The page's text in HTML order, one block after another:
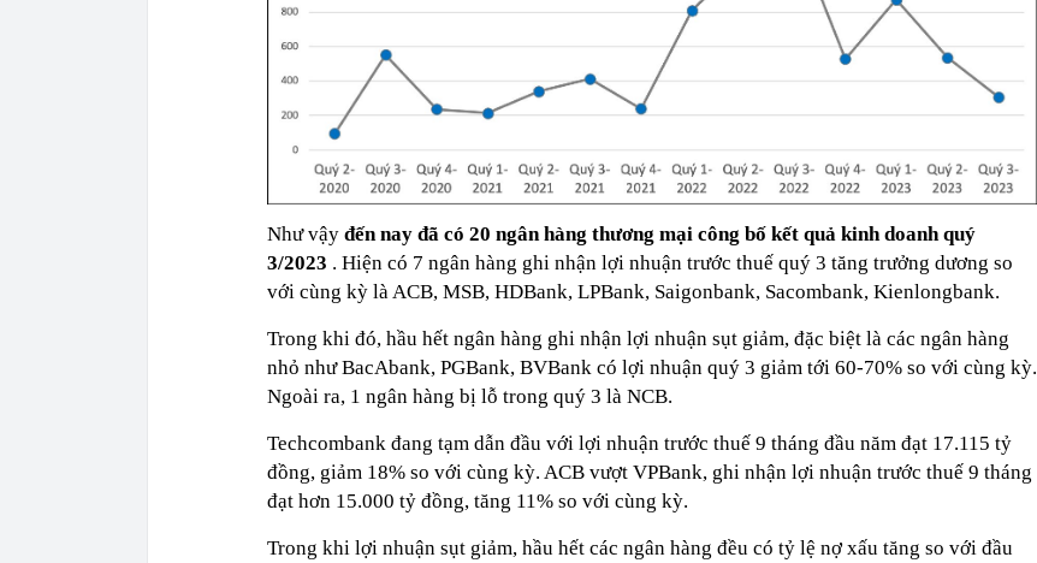
Như vậy đến nay đã có 20 ngân hàng thương mại công bố kết quả kinh doanh quý
3/2023 . Hiện có 7 ngân hàng ghi nhận lợi nhuận trước thuế quý 3 tăng trưởng dương so
với cùng kỳ là ACB, MSB, HDBank, LPBank, Saigonbank, Sacombank, Kienlongbank.
Trong khi đó, hầu hết ngân hàng ghi nhận lợi nhuận sụt giảm, đặc biệt là các ngân hàng
nhỏ như BacAbank, PGBank, BVBank có lợi nhuận quý 3 giảm tới 60-70% so với cùng kỳ.
Ngoài ra, 1 ngân hàng bị lỗ trong quý 3 là NCB.
Techcombank đang tạm dẫn đầu với lợi nhuận trước thuế 9 tháng đầu năm đạt 17.115 tỷ
đồng, giảm 18% so với cùng kỳ. ACB vượt VPBank, ghi nhận lợi nhuận trước thuế 9 tháng
đạt hơn 15.000 tỷ đồng, tăng 11% so với cùng kỳ.
Trong khi lợi nhuận sụt giảm, hầu hết các ngân hàng đều có tỷ lệ nợ xấu tăng so với đầu